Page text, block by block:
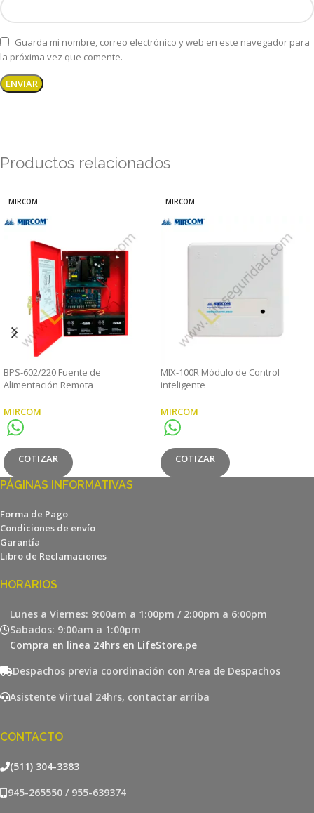
Guarda mi nombre, correo electrónico y web en este navegador para
la próxima vez que comente.
Productos relacionados
MIRCOM
BPS-602/220 Fuente de
Alimentación Remota
MIRCOM
COTIZAR
MIRCOM
MIX-100R Módulo de Control
inteligente
MIRCOM
COTIZAR
PÁGINAS INFORMATIVAS
Forma de Pago
Condiciones de envío
Garantía
Libro de Reclamaciones
HORARIOS
Lunes a Viernes: 9:00am a 1:00pm / 2:00pm a 6:00pm
Sabados: 9:00am a 1:00pm
Compra en linea 24hrs en LifeStore.pe
Despachos previa coordinación con Area de Despachos
Asistente Virtual 24hrs, contactar arriba
CONTACTO
(511) 304-3383
945-265550 / 955-639374